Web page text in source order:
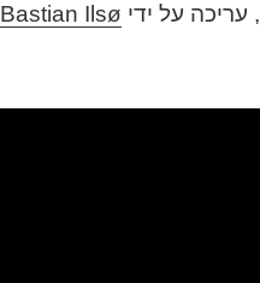
, עריכה על ידי Bastian Ilsø